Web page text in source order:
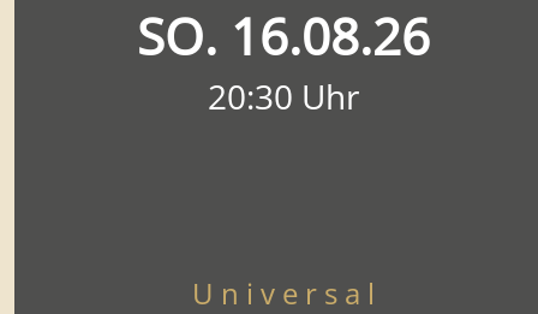
SO. 16.08.26
20:30 Uhr
U n i v e r s a l